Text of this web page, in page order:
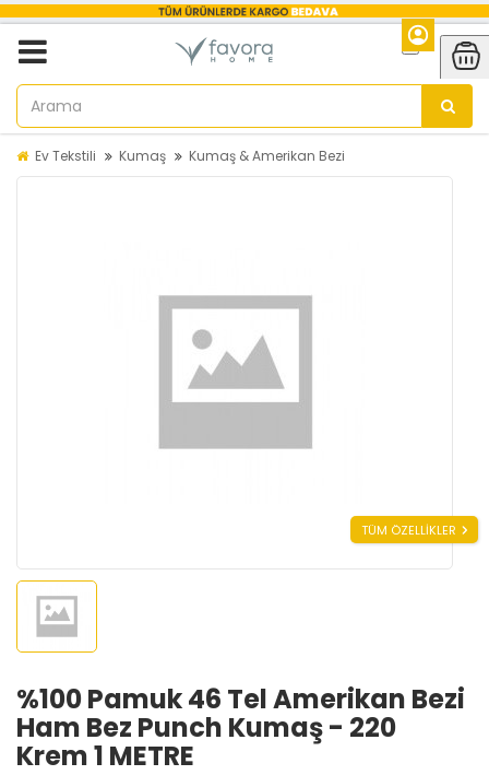
Ev Tekstili Kumaş Kumaş & Amerikan Bezi
TÜM ÖZELLİKLER
%100 Pamuk 46 Tel Amerikan Bezi
Ham Bez Punch Kumaş - 220
Krem 1 METRE